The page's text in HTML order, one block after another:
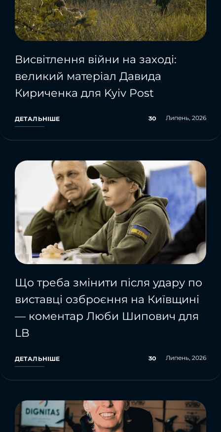
Висвітлення війни на заході:
великий матеріал Давида
Кириченка для Kyiv Post
ДЕТАЛЬНІШЕ 30 Липень, 2026
Що треба змінити після удару по
виставці озброєння на Київщині
— коментар Люби Шипович для
LB
ДЕТАЛЬНІШЕ 30 Липень, 2026